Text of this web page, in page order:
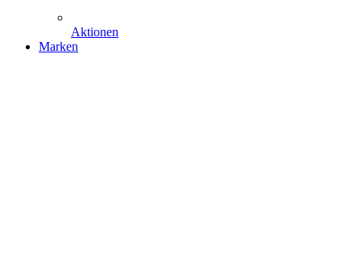
Aktionen
Marken